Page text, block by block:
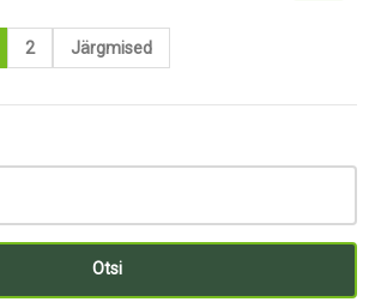
2 Järgmised